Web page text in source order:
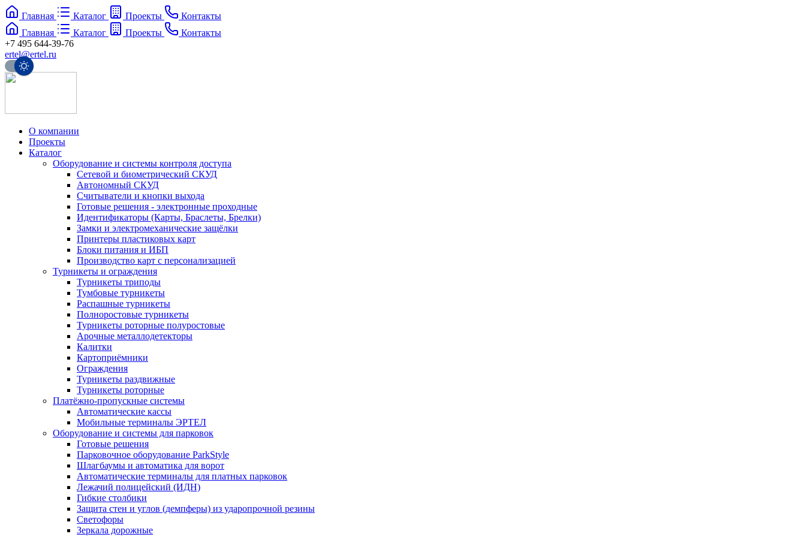
Главная Каталог Проекты
Контакты
Главная
Каталог Проекты
Контакты
+7 495 644-39-76
ertel@ertel.ru
О компании
Проекты
Каталог
Оборудование и системы контроля доступа
Сетевой и биометрический СКУД
Автономный СКУД
Считыватели и кнопки выхода
Готовые решения - электронные проходные
Идентификаторы (Карты, Браслеты, Брелки)
Замки и электромеханические защёлки
Принтеры пластиковых карт
Блоки питания и ИБП
Производство карт с персонализацией
Турникеты и ограждения
Турникеты триподы
Тумбовые турникеты
Распашные турникеты
Полноростовые турникеты
Турникеты роторные полуростовые
Арочные металлодетекторы
Калитки
Картоприёмники
Ограждения
Турникеты раздвижные
Турникеты роторные
Платёжно-пропускные системы
Автоматические кассы
Мобильные терминалы ЭРТЕЛ
Оборудование и системы для парковок
Готовые решения
Парковочное оборудование ParkStyle
Шлагбаумы и автоматика для ворот
Автоматические терминалы для платных парковок
Лежачий полицейский (ИДН)
Гибкие столбики
Защита стен и углов (демпферы) из ударопрочной резины
Светофоры
Зеркала дорожные